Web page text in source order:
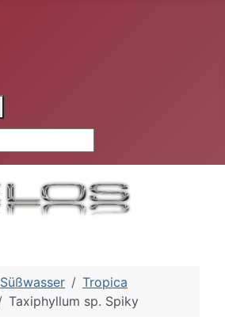
Süßwasser
Tropica
Taxiphyllum sp. Spiky